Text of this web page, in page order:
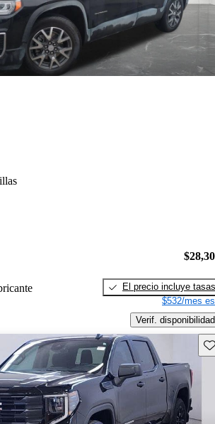
El precio incluye tasas
$532/mes
Verif. disponibilidad